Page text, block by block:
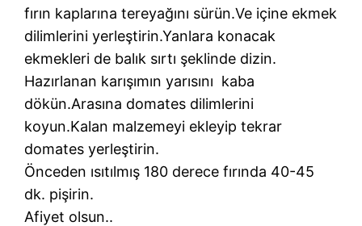
fırın kaplarına tereyağını sürün.Ve içine ekmek
dilimlerini yerleştirin.Yanlara konacak
ekmekleri de balık sırtı şeklinde dizin.
Hazırlanan karışımın yarısını kaba
dökün.Arasına domates dilimlerini
koyun.Kalan malzemeyi ekleyip tekrar
domates yerleştirin.
Önceden ısıtılmış 180 derece fırında 40-45
dk. pişirin.
Afiyet olsun..